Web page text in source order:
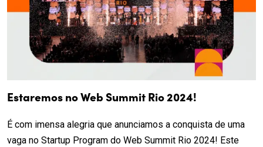
Estaremos no Web Summit Rio 2024!
É com imensa alegria que anunciamos a conquista de uma
vaga no Startup Program do Web Summit Rio 2024! Este